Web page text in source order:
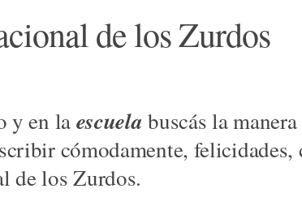
de los Zurdos
y en laescuela buscás la manera
cómodamente, felicidades,
de los Zurdos.